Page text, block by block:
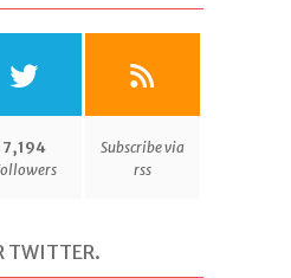
7,194
Subscribe via
rss
TWITTER.